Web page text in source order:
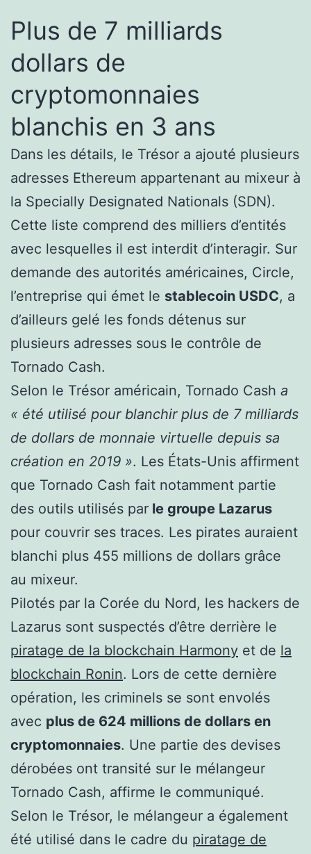
Plus de 7 milliards
dollars de
cryptomonnaies
blanchis en 3 ans
Dans les détails, le Trésor a ajouté plusieurs
adresses Ethereum appartenant au mixeur à
la Specially Designated Nationals (SDN).
Cette liste comprend des milliers d’entités
avec lesquelles il est interdit d’interagir. Sur
demande des autorités américaines, Circle,
l’entreprise qui émet le stablecoin USDC, a
d’ailleurs gelé les fonds détenus sur
plusieurs adresses sous le contrôle de
Tornado Cash.
Selon le Trésor américain, Tornado Cash a
« été utilisé pour blanchir plus de 7 milliards
de dollars de monnaie virtuelle depuis sa
création en 2019 ». Les États-Unis affirment
que Tornado Cash fait notamment partie
des outils utilisés par le groupe Lazarus
pour couvrir ses traces. Les pirates auraient
blanchi plus 455 millions de dollars grâce
au mixeur.
Pilotés par la Corée du Nord, les hackers de
Lazarus sont suspectés d’être derrière le
piratage de la blockchain Harmony et de la
blockchain Ronin. Lors de cette dernière
opération, les criminels se sont envolés
avec plus de 624 millions de dollars en
cryptomonnaies. Une partie des devises
dérobées ont transité sur le mélangeur
Tornado Cash, affirme le communiqué.
Selon le Trésor, le mélangeur a également
été utilisé dans le cadre du piratage de